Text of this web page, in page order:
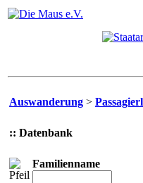
Auswanderung >
:: Datenbank
Familienname